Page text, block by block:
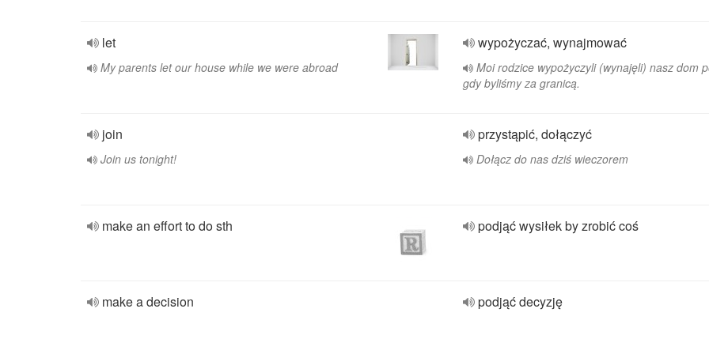
let
My parents let our house while we were abroad
wypożyczać, wynajmować
Moi rodzice wypożyczyli (wynajęli) nasz dom
gdy byliśmy za granicą.
join
Join us tonight!
przystąpić, dołączyć
Dołącz do nas dziś wieczorem
make an effort to do sth podjąć wysiłek by zrobić coś
make a decision podjąć decyzję